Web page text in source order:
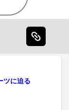
ツに迫る